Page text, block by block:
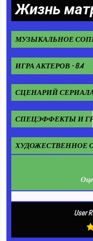
Жизнь
МУЗЫКАЛЬНОЕ
ИГРА АКТЕРОВ - 8.4
СЦЕНАРИЙ СЕРИАЛА
СПЕЦЭФФЕКТЫ И
ХУДОЖЕСТВЕННОЕ
User